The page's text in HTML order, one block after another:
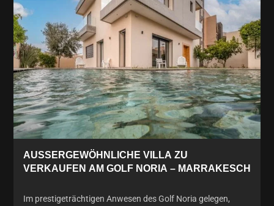
AUSSERGEWÖHNLICHE VILLA ZU V
ERKAUFEN AM GOLF NORIA – MARRAKESCH
Im prestigeträchtigen Anwesen des Golf Noria gelegen,